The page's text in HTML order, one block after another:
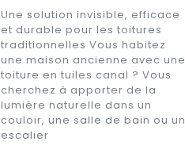
Une solution invisible, efficace
et durable pour les toitures
traditionnelles Vous habitez
une maison ancienne avec une
toiture en tuiles canal ? Vous
cherchez à apporter de la
lumière naturelle dans un
couloir, une salle de bain ou un
escalier